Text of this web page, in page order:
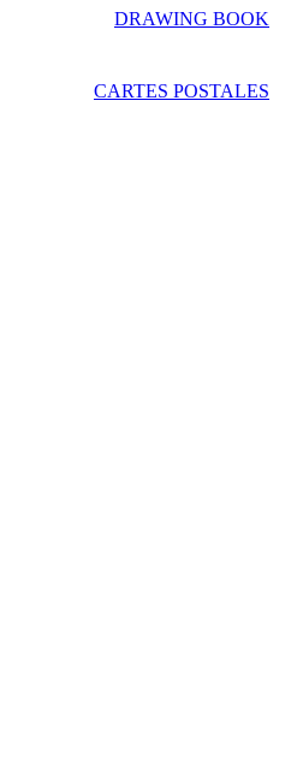
DRAWING BOOK
CARTES POSTALES